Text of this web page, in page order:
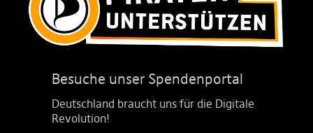
Besuche unser Spendenportal
Deutschland braucht uns für die Digitale
Revolution!